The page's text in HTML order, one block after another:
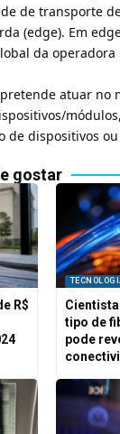
de transporte
(edge). Em
da operadora
atuar no
de dispositivos
gostar
R$
tipo de
pode